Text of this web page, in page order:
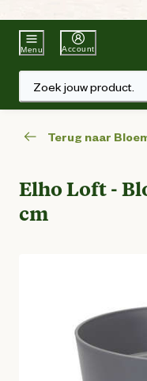
Menu Account
Zoek jouw product.
Terug naar
Elho Loft -
cm